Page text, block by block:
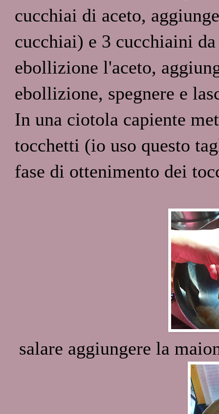
cucchiai di aceto,
cucchiai) e 3 cucchiaini
ebollizione l'aceto,
ebollizione, spegnere e
In una ciotola capiente
tocchetti (io uso questo
fase di ottenimento dei
salare aggiungere la